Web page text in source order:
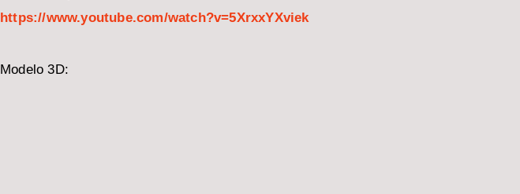
https://www.youtube.com/watch?v=5XrxxYXviek
Modelo 3D: